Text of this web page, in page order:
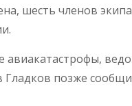
шесть членов
Гладков позже